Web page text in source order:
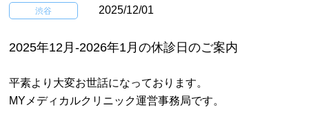
渋谷 2025/12/01
2025年12月-2026年1月の休診日のご案内
平素より大変お世話になっております。
MYメディカルクリニック運営事務局です。